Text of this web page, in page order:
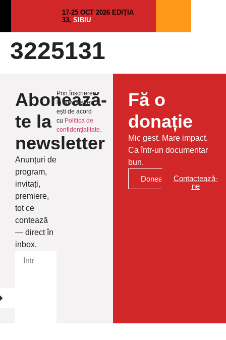
17-25 OCT 2026 EDIȚIA
33, SIBIU
3225131
Abonează-
te la
newsletter
Anunțuri de
program,
invitați,
premiere,
tot ce
contează
— direct în
inbox.
Prin înscrierea
la Newsletter
ești de acord
cu Politica de
confidențialitate.
Fă o
donație
Mic gest. Mare impact.
Ca într-un documentar
bun.
Donează
Contactează-
ne